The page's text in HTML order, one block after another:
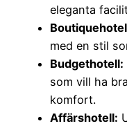
eleganta
med en stil
Budgethotell:
som vill ha
komfort.
Affärshotell: